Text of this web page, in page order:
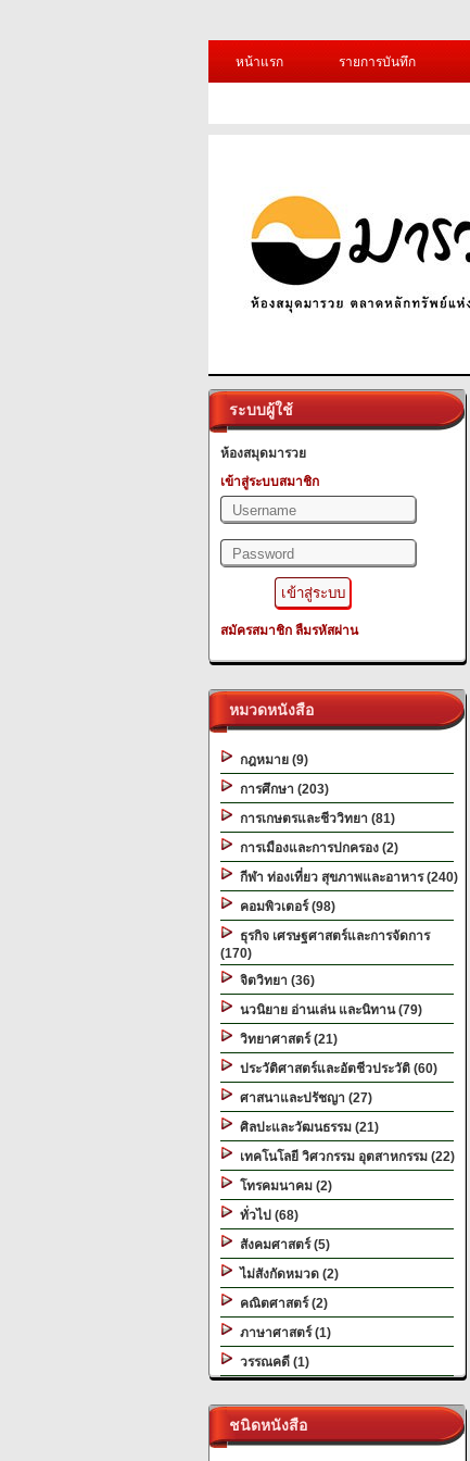
หน้าแรก
รายการบันทึก
ระบบผู้ใช้
ห้องสมุดมารวย
เข้าสู่ระบบสมาชิก
สมัครสมาชิก ลืมรหัสผ่าน
หมวดหนังสือ
กฎหมาย (9)
การศึกษา (203)
การเกษตรและชีววิทยา (81)
การเมืองและการปกครอง (2)
กีฬา ท่องเที่ยว สุขภาพและอาหาร (240)
คอมพิวเตอร์ (98)
ธุรกิจ เศรษฐศาสตร์และการจัดการ
(170)
จิตวิทยา (36)
นวนิยาย อ่านเล่น และนิทาน (79)
วิทยาศาสตร์ (21)
ประวัติศาสตร์และอัตชีวประวัติ (60)
ศาสนาและปรัชญา (27)
ศิลปะและวัฒนธรรม (21)
เทคโนโลยี วิศวกรรม อุตสาหกรรม (22)
โทรคมนาคม (2)
ทั่วไป (68)
สังคมศาสตร์ (5)
ไม่สังกัดหมวด (2)
คณิตศาสตร์ (2)
ภาษาศาสตร์ (1)
วรรณคดี (1)
ชนิดหนังสือ